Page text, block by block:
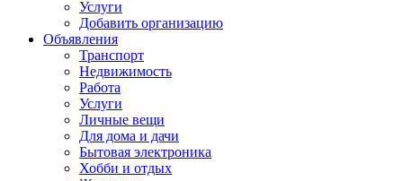
Услуги
Добавить организацию
Объявления
Транспорт
Недвижимость
Работа
Услуги
Личные вещи
Для дома и дачи
Бытовая электроника
Хобби и отдых